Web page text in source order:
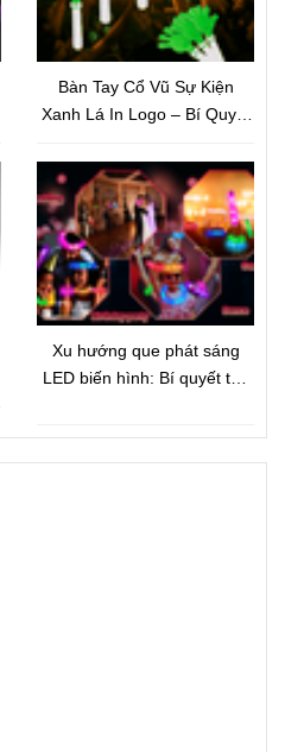
Bàn Tay Cổ Vũ Sự Kiện
Xanh Lá In Logo – Bí Quyết
Kiệm Nhưng Hiệu Quả Bất
Ngờ
Xu hướng que phát sáng
LED biến hình: Bí quyết tạo